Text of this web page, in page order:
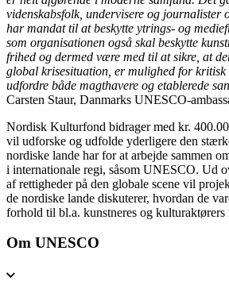
videnskabsfolk, undervisere og journalister
har mandat til at beskytte ytrings- og
som organisationen også skal beskytte
frihed og dermed være med til at sikre, at
global krisesituation, er mulighed for
udfordre både magthavere og etablerede
Carsten Staur, Danmarks UNESCO-
Nordisk Kulturfond bidrager med kr.
vil udforske og udfolde yderligere den
nordiske lande har for at arbejde sammen
i internationale regi, såsom UNESCO. Ud
af rettigheder på den globale scene vil
de nordiske lande diskuterer, hvordan de
forhold til bl.a. kunstneres og kulturaktørers
Om UNESCO